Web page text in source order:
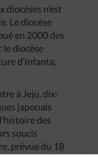
n’est
Le diocèse
en 2000 des
le diocèse
d’Infanta,
à Jeju, dix-
japonais
des
soucis
prévue du 18